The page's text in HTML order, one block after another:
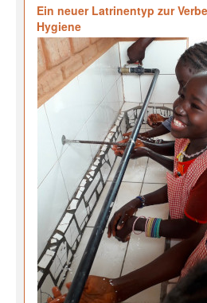
Ein neuer Latrinentyp zur
Hygiene